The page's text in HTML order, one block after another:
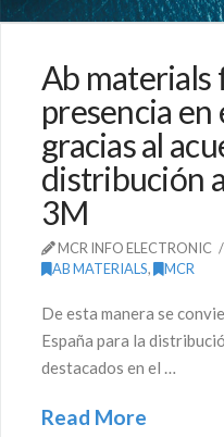
Ab materials
presencia en
gracias al
distribución
3M
MCR INFO ELECTRONIC
AB MATERIALS, MCR
De esta manera se
España para la
destacados en el …
Read More